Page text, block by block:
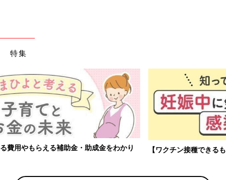
特集
【ワクチン接種できるものも】妊婦の感染症対策、知っておいて！